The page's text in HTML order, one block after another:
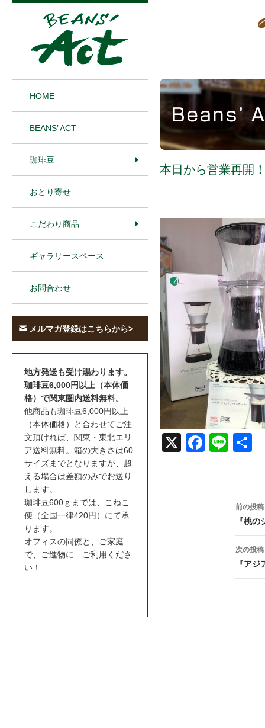
本日から営業再開
Face
Line
投
稿
ナ
ビ
前の投稿
『桃
次の投稿
『ア
HOME
BEANS’ ACT
珈琲豆
おとり寄せ
こだわり商品
ギャラリースペース
お問合わせ
メルマガ登録はこちらから>
地方発送も受け賜わります。
珈琲豆6,000円以上（本体価
格）で関東圏内送料無料。
他商品も珈琲豆6,000円以上
（本体価格）と合わせてご注
文頂ければ、関東・東北エリ
ア送料無料。箱の大きさは60
サイズまでとなりますが、超
える場合は差額のみでお送り
します。
珈琲豆600ｇまでは、こねこ
便（全国一律420円）にて承
ります。
オフィスの同僚と、ご家庭
で、ご進物に…ご利用くださ
い！